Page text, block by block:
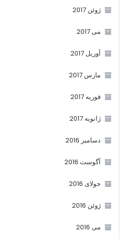
ژوئن 2017
می 2017
آوریل 2017
مارس 2017
فوریه 2017
ژانویه 2017
دسامبر 2016
آگوست 2016
جولای 2016
ژوئن 2016
می 2016